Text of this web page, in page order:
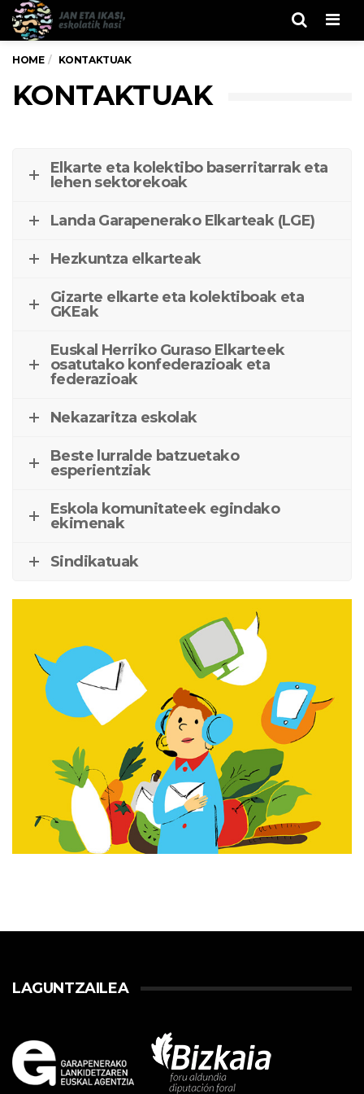
HOME KONTAKTUAK
KONTAKTUAK
Elkarte eta kolektibo baserritarrak eta
lehen sektorekoak
Landa Garapenerako Elkarteak (LGE)
Hezkuntza elkarteak
Gizarte elkarte eta kolektiboak eta
GKEak
Euskal Herriko Guraso Elkarteek
osatutako konfederazioak eta
federazioak
Nekazaritza eskolak
Beste lurralde batzuetako
esperientziak
Eskola komunitateek egindako
ekimenak
Sindikatuak
LAGUNTZAILEA